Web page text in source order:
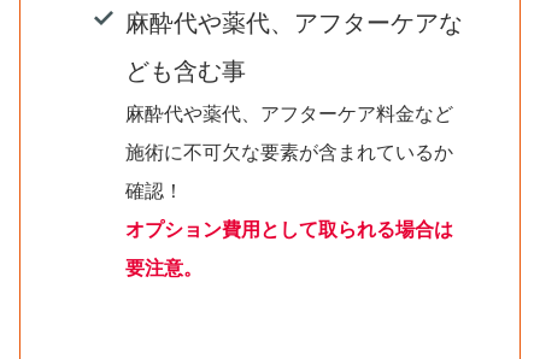
麻酔代や薬代、アフターケアな
ども含む事
麻酔代や薬代、アフターケア料金など
施術に不可欠な要素が含まれているか
確認！
オプション費用として取られる場合は
要注意。